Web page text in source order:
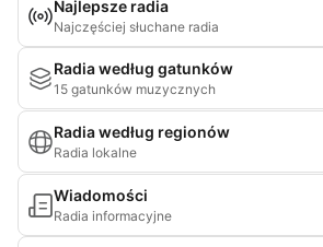
Najlepsze radia
Najczęściej słuchane radia
Radia według gatunków
15 gatunków muzycznych
Radia według regionów
Radia lokalne
Wiadomości
Radia informacyjne